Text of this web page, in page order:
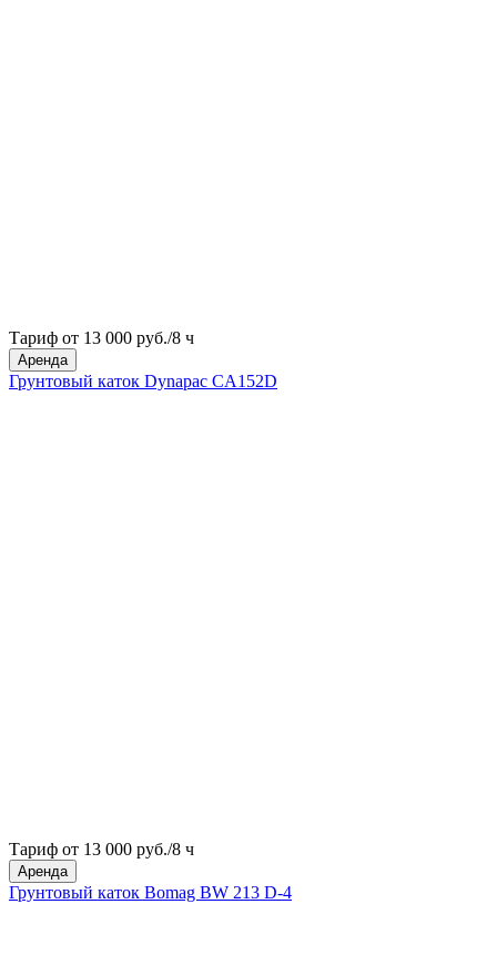
Тариф от 13 000 руб./8 ч
Аренда
Грунтовый каток Dynapac CA152D
Тариф от 13 000 руб./8 ч
Аренда
Грунтовый каток Bomag BW 213 D-4